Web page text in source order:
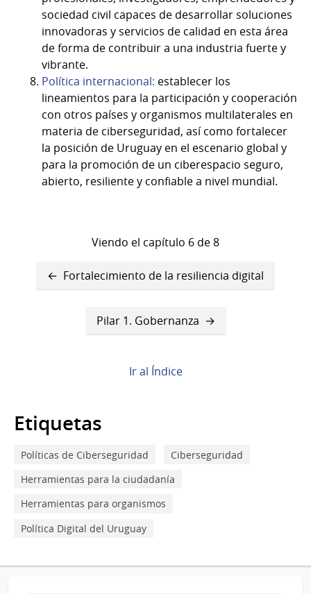
sociedad civil capaces de desarrollar soluciones
innovadoras y servicios de calidad en esta área
de forma de contribuir a una industria fuerte y
vibrante.
Política internacional: establecer los
lineamientos para la participación y cooperación
con otros países y organismos multilaterales en
materia de ciberseguridad, así como fortalecer
la posición de Uruguay en el escenario global y
para la promoción de un ciberespacio seguro,
abierto, resiliente y confiable a nivel mundial.
Viendo el capítulo 6 de 8
Enlaces
transversales
Fortalecimiento de la resiliencia digital
Pilar 1. Gobernanza
Ir al Índice
Etiquetas
Políticas de Ciberseguridad
Ciberseguridad
Herramientas para la ciudadanía
Herramientas para organismos
Política Digital del Uruguay